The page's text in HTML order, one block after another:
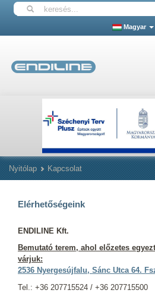
Magyar
Nyitólap Kapcsolat
Elérhetőségeink
ENDILINE Kft.
Bemutató terem, ahol előzetes
várjuk:
2536 Nyergesújfalu, Sánc Utca 64.
Tel.: +36 207715524 / +36 207715500